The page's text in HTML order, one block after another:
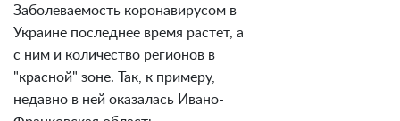
Заболеваемость коронавирусом в
Украине последнее время растет, а
с ним и количество регионов в
"красной" зоне. Так, к примеру,
недавно в ней оказалась Ивано-